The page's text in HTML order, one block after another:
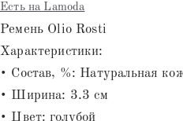
Есть на Lamoda
Ремень Olio Rosti
Характеристики:
• Состав, %: Натуральная
• Ширина: 3.3 см
• Цвет: голубой